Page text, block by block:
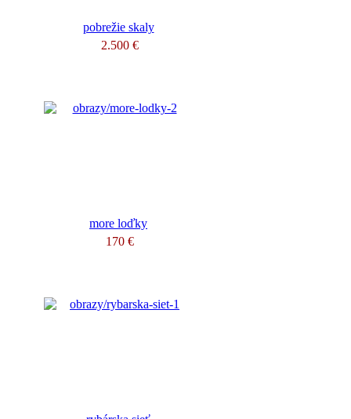
pobrežie skaly
2.500 €
more loďky
170 €